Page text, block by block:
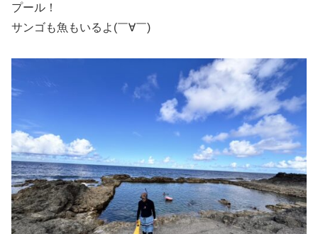
プール！
サンゴも魚もいるよ(￣∀￣)